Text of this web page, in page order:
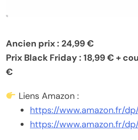
Ancien prix : 24,99 €
Prix Black Friday : 18,99 € +
€
Liens Amazon :
https://www.amazon.fr/
https://www.amazon.fr/